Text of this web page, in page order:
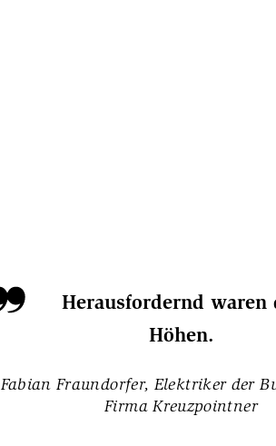
Herausfordernd waren
Höhen.
Fabian Fraundorfer, Elektriker der
Firma Kreuzpointner